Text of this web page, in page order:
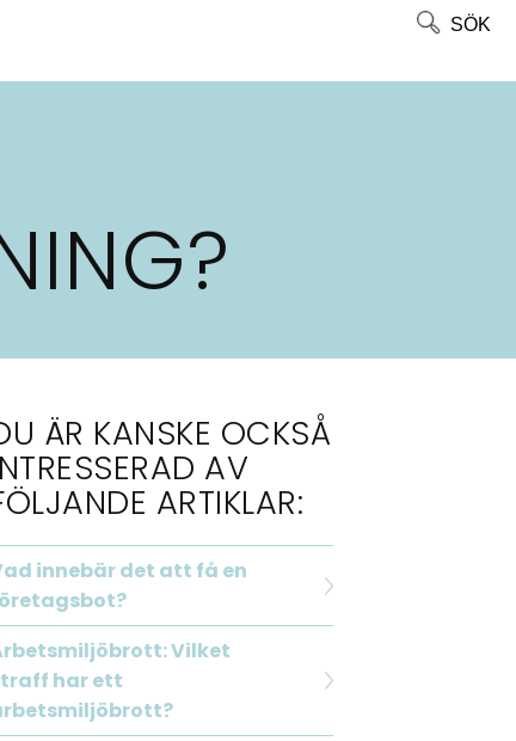
SÖK
ÄR KANSKE OCKSÅ
AV
ARTIKLAR:
innebär det att få en
Vilket
har ett